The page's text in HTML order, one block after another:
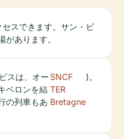
スできます。サン・ピ
があります。
スは、オー
ベロンを結
の列車もあ
SNCF
TER
Bretagne
)。